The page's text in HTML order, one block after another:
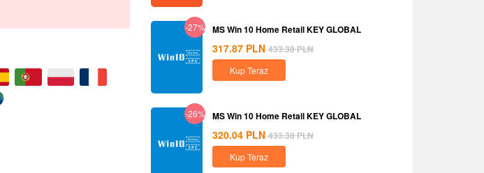
-27% MS Win 10 Home Retail KEY GLOBAL
317.87 PLN 433.38PLN
Kup Teraz
-26% MS Win 10 Home Retail KEY GLOBAL
320.04 PLN 433.38PLN
Kup Teraz